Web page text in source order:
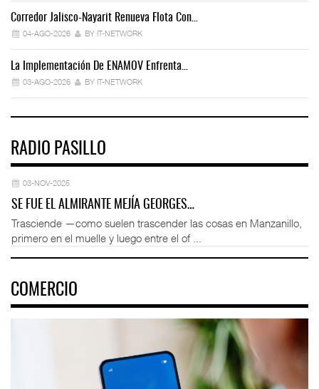
Corredor Jalisco-Nayarit Renueva Flota Con…
04-AGO-2026 BY IT-NETWORK
La Implementación De ENAMOV Enfrenta…
03-AGO-2026 BY IT-NETWORK
RADIO PASILLO
03-NOV-2025
SE FUE EL ALMIRANTE MEJÍA GEORGES…
Trasciende —como suelen trascender las cosas en Manzanillo,
primero en el muelle y luego entre el of ...
COMERCIO